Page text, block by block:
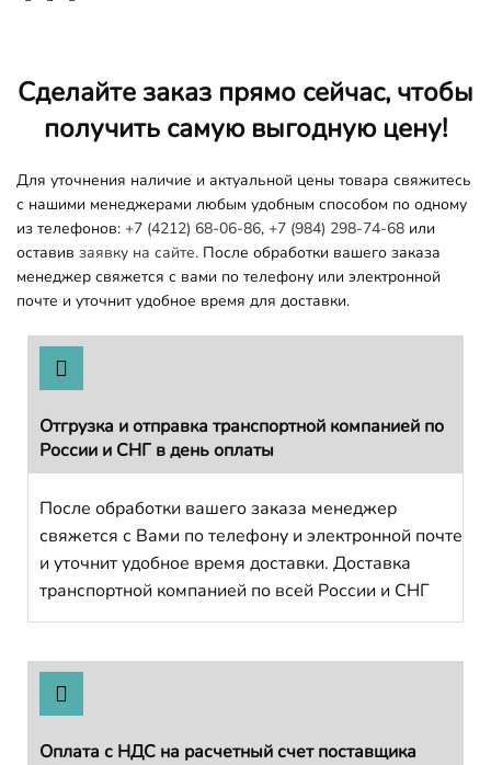
Сделайте заказ прямо сейчас, чтобы
получить самую выгодную цену!
Для уточнения наличие и актуальной цены товара свяжитесь
с нашими менеджерами любым удобным способом по одному
из телефонов: +7 (4212) 68-06-86, +7 (984) 298-74-68 или
оставив заявку на сайте. После обработки вашего заказа
менеджер свяжется с вами по телефону или электронной
почте и уточнит удобное время для доставки.
Отгрузка и отправка транспортной компанией по
России и СНГ в день оплаты
После обработки вашего заказа менеджер
свяжется с Вами по телефону и электронной почте
и уточнит удобное время доставки. Доставка
транспортной компанией по всей России и СНГ
Оплата с НДС на расчетный счет поставщика